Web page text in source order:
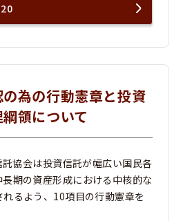
為の行動憲章と投資
領について
協会は投資信託が幅広い国民各
期の資産形成における中核的な
るよう、10項目の行動憲章を